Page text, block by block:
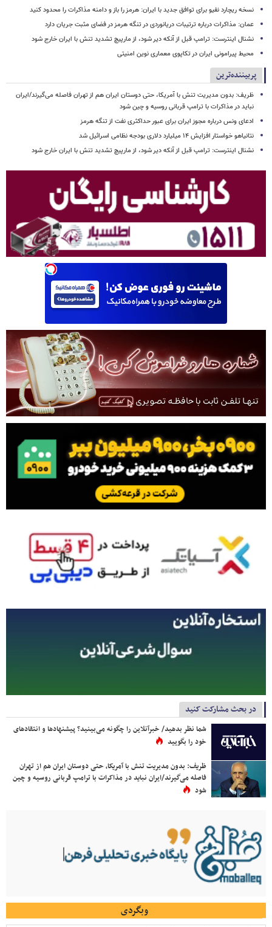
نسخه ریچارد نفیو برای توافق جدید با ایران: هرمز را باز و دامنه مذاکرات را محدود کنید
عمان: مذاکرات درباره ترتیبات دریانوردی در تنگه هرمز در فضای مثبت جریان دارد
نشنال اینترست: ترامپ قبل از آنکه دیر شود، از مارپیچ تشدید تنش با ایران خارج شود
محیط پیرامونی ایران در تکاپوی معماری نوین امنیتی
پربیننده‌ترین
ظریف: بدون مدیریت تنش با آمریکا، حتی دوستان ایران هم از تهران فاصله می‌گیرند/ایران
نباید در مذاکرات با ترامپ قربانی روسیه و چین شود
ادعای ونس درباره مجوز ایران برای عبور حداکثری نفت از تنگه هرمز
نتانیاهو خواستار افزایش ۱۴ میلیارد دلاری بودجه نظامی اسرائیل شد
نشنال اینترست: ترامپ قبل از آنکه دیر شود، از مارپیچ تشدید تنش با ایران خارج شود
در بحث مشارکت کنید
شما نظر بدهید/ خبرآنلاین را چگونه می‌بینید؟ پیشنهادها و انتقادهای
خود را بگویید
ظریف: بدون مدیریت تنش با آمریکا، حتی دوستان ایران هم از تهران
فاصله می‌گیرند/ایران نباید در مذاکرات با ترامپ قربانی روسیه و چین
شود
وبگردی